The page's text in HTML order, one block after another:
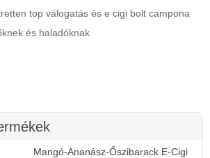
top válogatás és e cigi bolt campona
és haladóknak
Mangó-Ananász-Őszibarack E-Cigi